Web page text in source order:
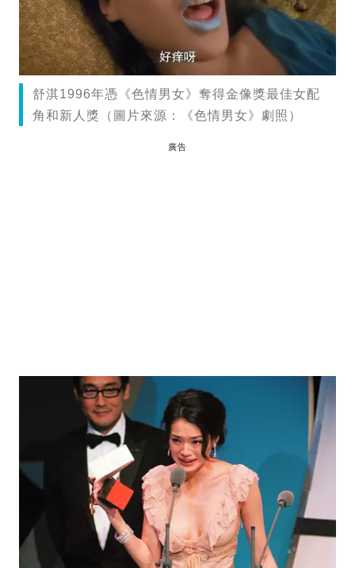
舒淇1996年憑《色情男女》奪得金像獎最佳女配
角和新人獎（圖片來源：《色情男女》劇照）
廣告